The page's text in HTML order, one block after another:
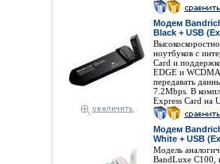
Модем
Black + USB
ноутбуков с
Card и
EDGE и WCDMA
передавать
7.2Mbps. В
Express Card на
Модем
White + USB
Модель
BandLuxe C100,